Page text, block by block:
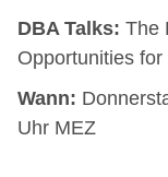
DBA Talks: The
Opportunities
Wann:
Uhr MEZ